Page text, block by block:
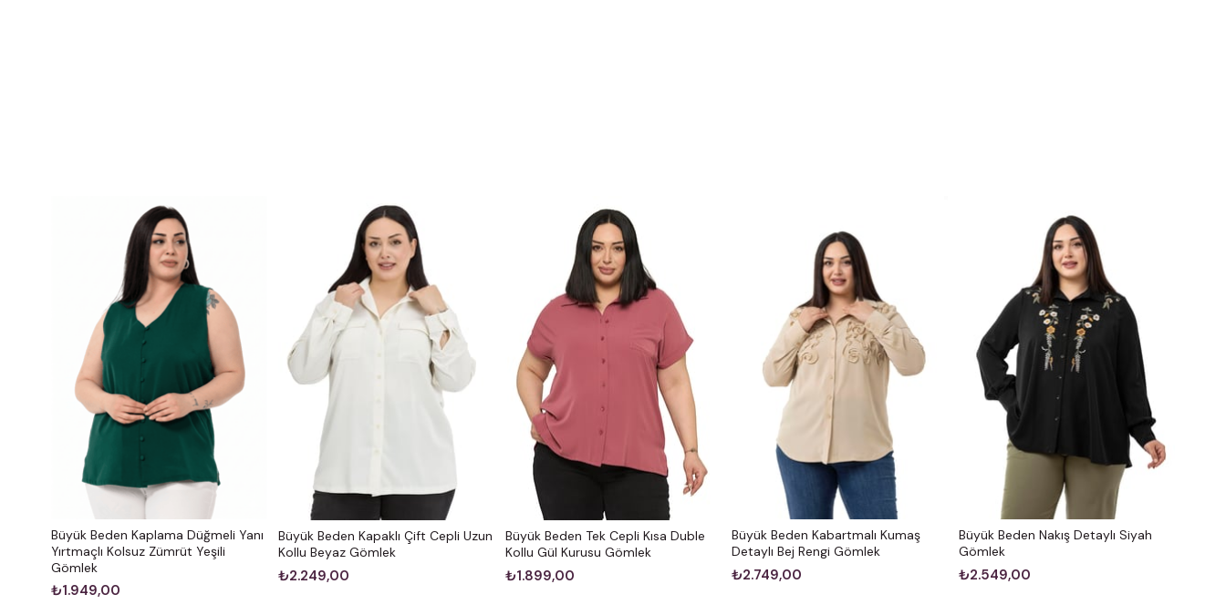
Büyük Beden Kaplama Düğmeli Yanı
Yırtmaçlı Kolsuz Zümrüt Yeşili
Gömlek
₺1.949,00
Büyük Beden Kapaklı Çift Cepli Uzun
Kollu Beyaz Gömlek
₺2.249,00
Büyük Beden Tek Cepli Kısa Duble
Kollu Gül Kurusu Gömlek
₺1.899,00
Büyük Beden Kabartmalı Kumaş
Detaylı Bej Rengi Gömlek
₺2.749,00
Büyük Beden Nakış Detaylı Siyah
Gömlek
₺2.549,00